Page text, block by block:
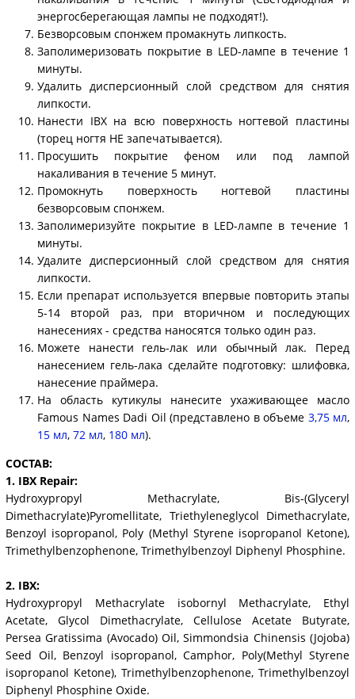
энергосберегающая лампы не подходят!).
Безворсовым спонжем промакнуть липкость.
Заполимеризовать покрытие в LED-лампе в течение 1
минуты.
Удалить дисперсионный слой средством для снятия
липкости.
Нанести IBX на всю поверхность ногтевой пластины
(торец ногтя НЕ запечатывается).
Просушить покрытие феном или под лампой
накаливания в течение 5 минут.
Промокнуть поверхность ногтевой пластины
безворсовым спонжем.
Заполимеризуйте покрытие в LED-лампе в течение 1
минуты.
Удалите дисперсионный слой средством для снятия
липкости.
Если препарат используется впервые повторить этапы
5-14 второй раз, при вторичном и последующих
нанесениях - средства наносятся только один раз.
Можете нанести гель-лак или обычный лак. Перед
нанесением гель-лака сделайте подготовку: шлифовка,
нанесение праймера.
На область кутикулы нанесите ухаживающее масло
Famous Names Dadi Oil (представлено в объеме 3,75 мл,
15 мл, 72 мл, 180 мл).
СОСТАВ:
1. IBX Repair:
Hydroxypropyl Methacrylate, Bis-(Glyceryl
Dimethacrylate)Pyromellitate, Triethyleneglycol Dimethacrylate,
Benzoyl isopropanol, Poly (Methyl Styrene isopropanol Ketone),
Trimethylbenzophenone, Trimethylbenzoyl Diphenyl Phosphine.
2. IBX:
Hydroxypropyl Methacrylate isobornyl Methacrylate, Ethyl
Acetate, Glycol Dimethacrylate, Cellulose Acetate Butyrate,
Persea Gratissima (Avocado) Oil, Simmondsia Chinensis (Jojoba)
Seed Oil, Benzoyl isopropanol, Camphor, Poly(Methyl Styrene
isopropanol Ketone), Trimethylbenzophenone, Trimethylbenzoyl
Diphenyl Phosphine Oxide.